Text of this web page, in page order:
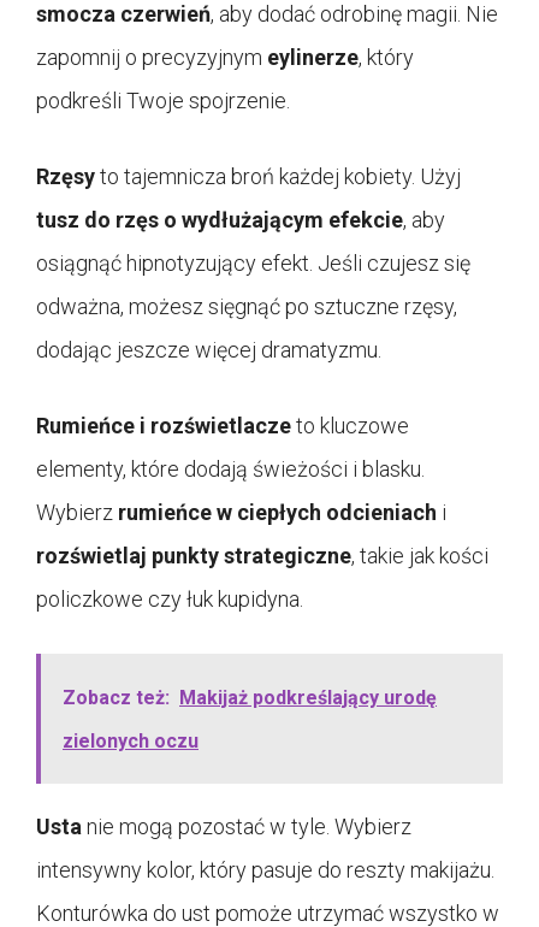
smocza czerwień, aby dodać odrobinę magii. Nie
zapomnij o precyzyjnym eylinerze, który
podkreśli Twoje spojrzenie.
Rzęsyto tajemnicza broń każdej kobiety. Użyj
tusz do rzęs o wydłużającym efekcie, aby
osiągnąć hipnotyzujący efekt. Jeśli czujesz się
odważna, możesz sięgnąć po sztuczne rzęsy,
dodając jeszcze więcej dramatyzmu.
Rumieńce i rozświetlaczeto kluczowe
elementy, które dodają świeżości i blasku.
Wybierz rumieńce w ciepłych odcieniach i
rozświetlaj punkty strategiczne, takie jak kości
policzkowe czy łuk kupidyna.
Zobacz też: Makijaż podkreślający urodę
zielonych oczu
Usta nie mogą pozostać w tyle. Wybierz
intensywny kolor, który pasuje do reszty makijażu.
Konturówka do ust pomoże utrzymać wszystko w